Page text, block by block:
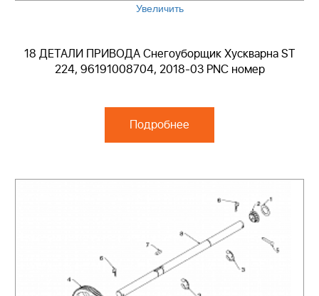
Увеличить
18 ДЕТАЛИ ПРИВОДА Снегоуборщик Хускварна ST
224, 96191008704, 2018-03 PNC номер
Подробнее